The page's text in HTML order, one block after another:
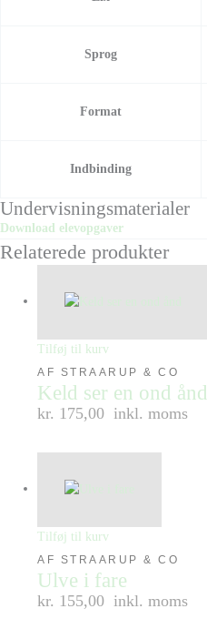
Sprog
Format
Indbinding
Undervisningsmaterialer
Download elevopgaver
Relaterede produkter
Tilføj til kurv
AF STRAARUP & CO
Keld ser en ond ånd
kr. 175,00 inkl. moms
Tilføj til kurv
AF STRAARUP & CO
Ulve i fare
kr. 155,00 inkl. moms